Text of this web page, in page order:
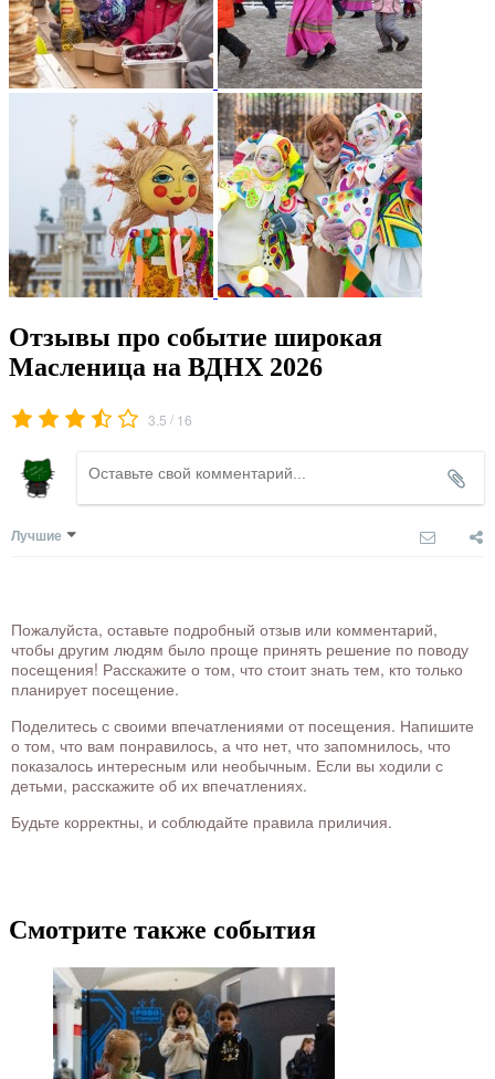
Отзывы про событие широкая
Масленица на ВДНХ 2026
3.5 / 16
Лучшие
Пожалуйста, оставьте подробный отзыв или комментарий,
чтобы другим людям было проще принять решение по поводу
посещения! Расскажите о том, что стоит знать тем, кто только
планирует посещение.
Поделитесь с своими впечатлениями от посещения. Напишите
о том, что вам понравилось, а что нет, что запомнилось, что
показалось интересным или необычным. Если вы ходили с
детьми, расскажите об их впечатлениях.
Будьте корректны, и соблюдайте правила приличия.
Смотрите также события